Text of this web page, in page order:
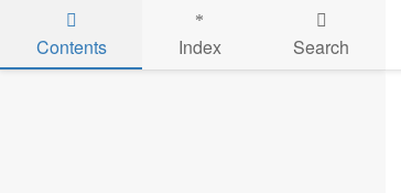
Contents Index Search